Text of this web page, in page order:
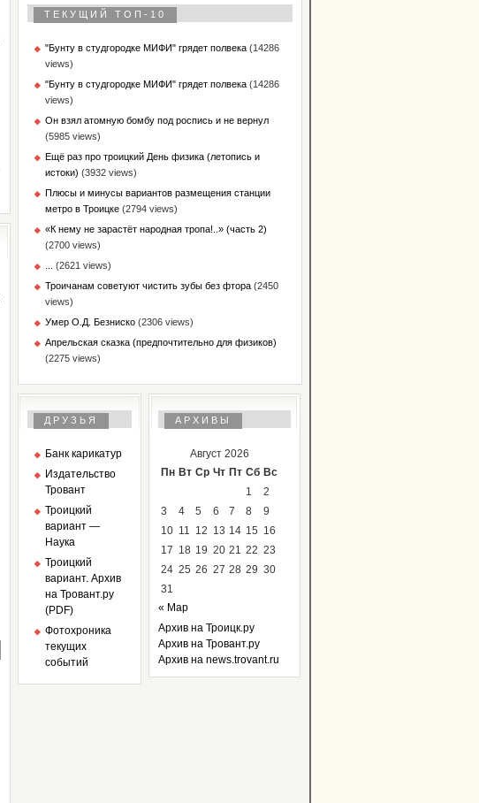
ТЕКУЩИЙ ТОП-10
"Бунту в студгородке МИФИ" грядет полвека (14286
views)
"Бунту в студгородке МИФИ" грядет полвека (14286
views)
Он взял атомную бомбу под роспись и не вернул
(5985 views)
Ещё раз про троицкий День физика (летопись и
истоки) (3932 views)
Плюсы и минусы вариантов размещения станции
метро в Троицке (2794 views)
«К нему не зарастёт народная тропа!..» (часть 2)
(2700 views)
(2621 views)
Троичанам советуют чистить зубы без фтора (2450
views)
Умер О.Д. Безниско (2306 views)
Апрельская сказка (предпочтительно для физиков)
(2275 views)
ДРУЗЬЯ
Банк карикатур
Издательство
Тровант
Троицкий
вариант —
Наука
Троицкий
вариант. Архив
на Тровант.ру
(PDF)
Фотохроника
текущих
событий
АРХИВЫ
Август 2026
Пн Вт Ср Чт Пт Сб Вс
1
2
3
4 5 6 7 8
9
10 11 12 13 14 15 16
17 18 19 20 21 22 23
24 25 26 27 28 29 30
31
« Мар
Архив на Троицк.ру
Архив на Тровант.ру
Архив на news.trovant.ru